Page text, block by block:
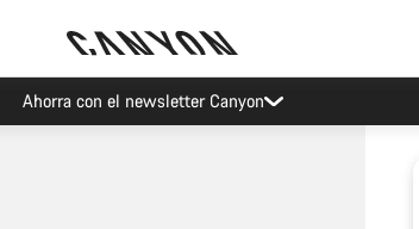
Ahorra con el newsletter Canyon